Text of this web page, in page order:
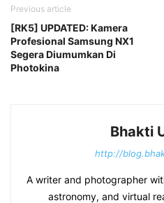
Previous article
[RK5] UPDATED: Kamera
Profesional Samsung NX1
Segera Diumumkan Di
Photokina
Bhakti
http://
A writer and photographer
astronomy, and virtual